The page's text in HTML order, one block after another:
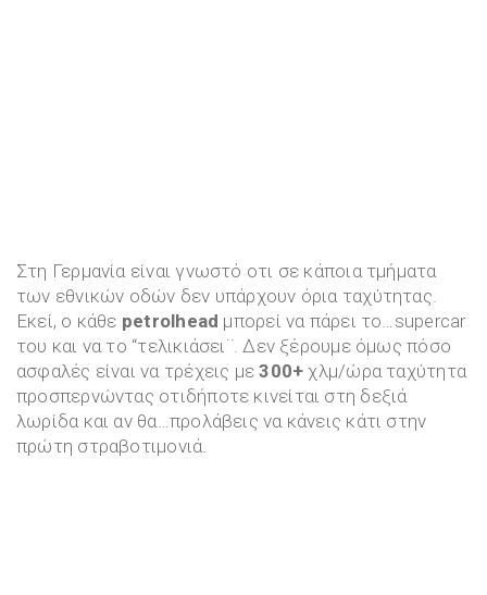
Στη Γερμανία είναι γνωστό οτι σε κάποια τμήματα
των εθνικών οδών δεν υπάρχουν όρια ταχύτητας.
Εκεί, ο κάθε petrolhead μπορεί να πάρει το…supercar
του και να το “τελικιάσει¨. Δεν ξέρουμε όμως πόσο
ασφαλές είναι να τρέχεις με300+ χλμ/ώρα ταχύτητα
προσπερνώντας οτιδήποτε κινείται στη δεξιά
λωρίδα και αν θα…προλάβεις να κάνεις κάτι στην
πρώτη στραβοτιμονιά.